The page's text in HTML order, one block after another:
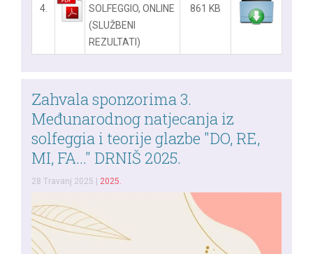
4.
SOLFEGGIO, ONLINE
(SLUŽBENI
REZULTATI)
861 KB
Zahvala sponzorima 3.
Međunarodnog natjecanja iz
solfeggia i teorije glazbe "DO, RE,
MI, FA..." DRNIŠ 2025.
28 Travanj 2025 2025.